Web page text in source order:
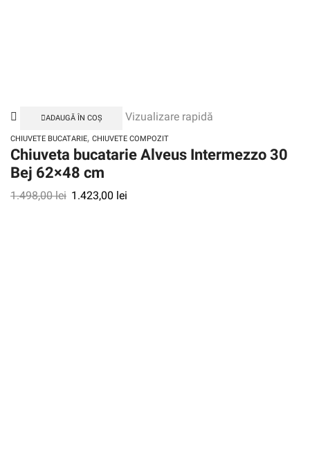
ADAUGĂ ÎN COȘ Vizualizare rapidă
CHIUVETE BUCATARIE, CHIUVETE COMPOZIT
Chiuveta bucatarie Alveus Intermezzo 30
Bej 62×48 cm
1.498,00lei 1.423,00 lei